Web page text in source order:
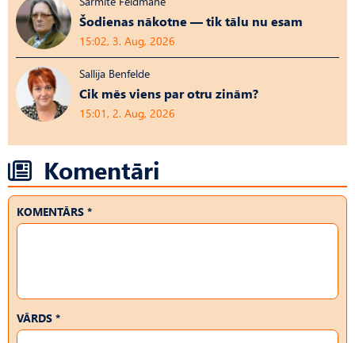
Šodienas nākotne — tik tālu nu esam
15:02, 3. Aug, 2026
Sallija Benfelde
Cik mēs viens par otru zinām?
15:01, 2. Aug, 2026
Komentāri
KOMENTĀRS *
VĀRDS *